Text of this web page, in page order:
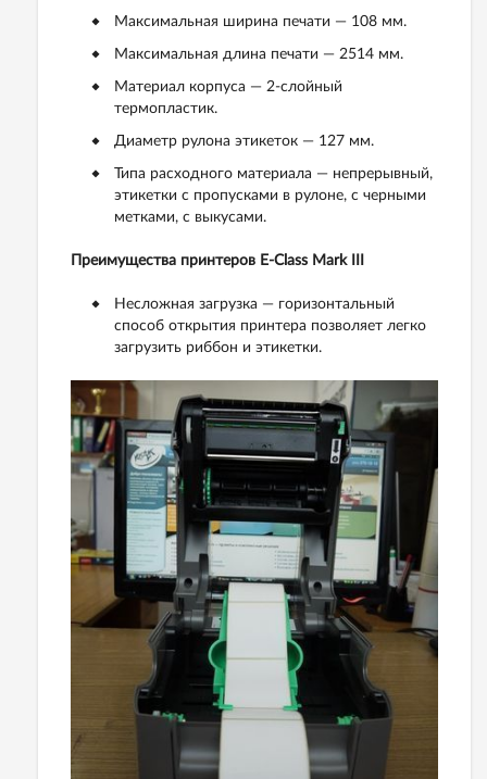
Максимальная ширина печати — 108 мм.
Максимальная длина печати — 2514 мм.
Материал корпуса — 2-слойный
термопластик.
Диаметр рулона этикеток — 127 мм.
Типа расходного материала — непрерывный,
этикетки с пропусками в рулоне, с черными
метками, с выкусами.
Преимущества принтеров E-Class Mark III
Несложная загрузка — горизонтальный
способ открытия принтера позволяет легко
загрузить риббон и этикетки.